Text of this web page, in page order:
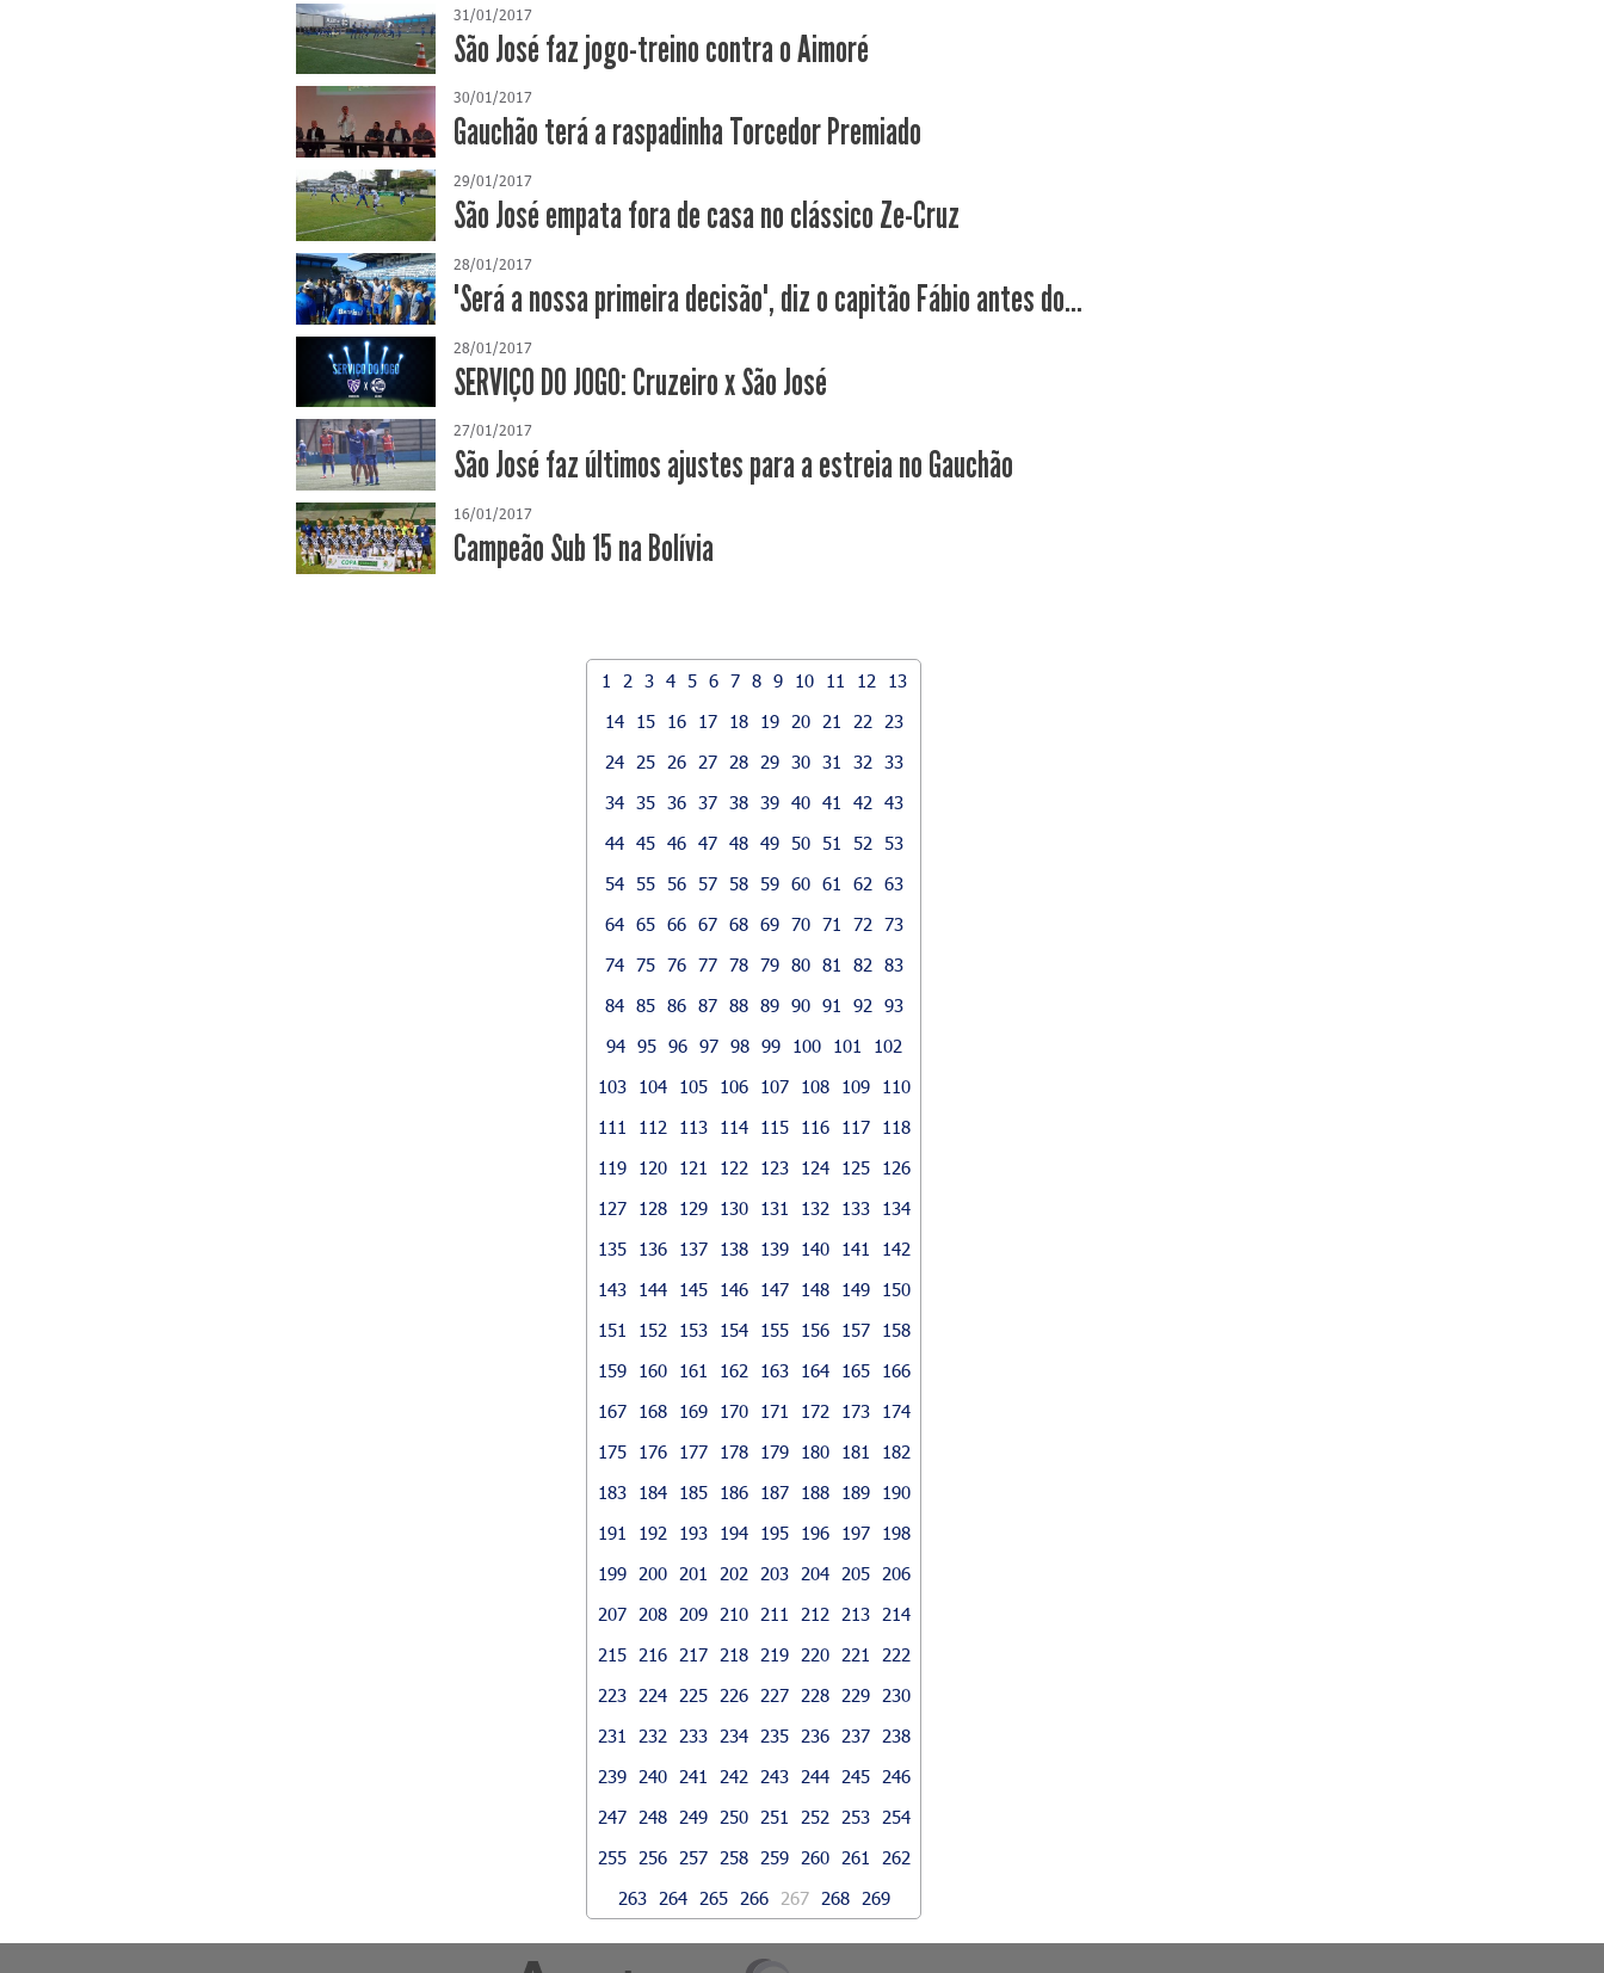
31/01/2017
São José faz jogo-treino contra o Aimoré
30/01/2017
Gauchão terá a raspadinha Torcedor Premiado
29/01/2017
São José empata fora de casa no clássico Ze-Cruz
28/01/2017
"Será a nossa primeira decisão", diz o capitão Fábio antes do...
28/01/2017
SERVIÇO DO JOGO: Cruzeiro x São José
27/01/2017
São José faz últimos ajustes para a estreia no Gauchão
16/01/2017
Campeão Sub 15 na Bolívia
1 2 3 4 5 6 7 8 9 10 11 12
13
14
15 16 17 18 19 20 21 22
23
24
25 26 27 28 29 30 31 32
33
34 35 36 37 38 39 40 41 42
43
44 45 46 47 48 49 50 51 52
53
54 55 56 57 58 59 60 61 62
63
64 65 66 67 68 69 70 71 72
73
74 75 76 77 78 79 80 81 82
83
84 85 86 87 88 89 90 91 92
93
94 95 96 97 98 99 100 101
102
103
104 105 106 107 108 109
110
111
112 113 114 115 116 117
118
119
120 121 122 123 124 125
126
127
128 129 130 131 132 133
134
135
136 137 138 139 140 141
142
143
144 145 146 147 148 149
150
151
152 153 154 155 156 157
158
159
160 161 162 163 164 165
166
167
168 169 170 171 172 173
174
175
176 177 178 179 180 181
182
183
184 185 186 187 188 189
190
191
192 193 194 195 196 197
198
199
200 201 202 203 204 205
206
207
208 209 210 211 212 213
214
215
216 217 218 219 220 221
222
223
224 225 226 227 228 229
230
231
232 233 234 235 236 237
238
239
240 241 242 243 244 245
246
247
248 249 250 251 252 253
254
255
256 257 258 259 260 261
262
263
264 265 266 267 268 269